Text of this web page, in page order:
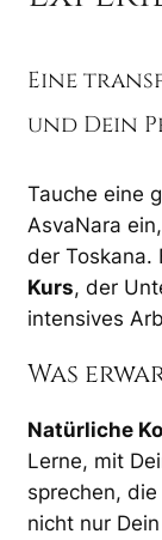
Eine
und Dein
Tauche eine
AsvaNara
der Toskana.
Kurs, der
intensives
Was
Natürliche
Lerne, mit
sprechen,
nicht nur